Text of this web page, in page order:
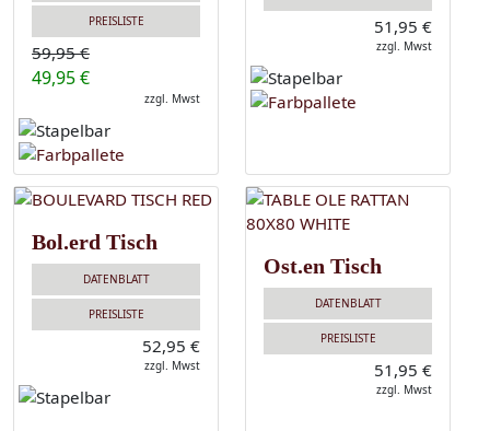
PREISLISTE
59,95 €
49,95 €
zzgl. Mwst
51,95 €
zzgl. Mwst
Bol.erd Tisch
DATENBLATT
PREISLISTE
52,95 €
zzgl. Mwst
Ost.en Tisch
DATENBLATT
PREISLISTE
51,95 €
zzgl. Mwst